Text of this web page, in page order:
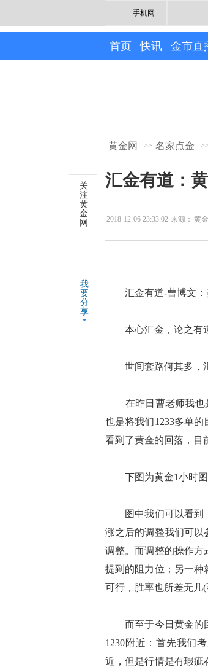
手机网
首页 快讯 金市直
黄金网 >> 名家点金 >>
汇金有道：
2018-12-06 23:33:02 来源： 黄
关
注
黄
金
网
我
要
分
享
汇金有道-曹博文：
本心汇金，论之有
世间套路何其多，
在昨日曹老师我也是
也是将我们1233多单
看到了黄金的回落，目
下图为黄金1小时图
图中我们可以看到，
涨之后的调整我们可以
调整。而调整的操作方
提到的阻力位；另一种
可行，胜率也所差无几(
而至于今日黄金的回
1230附近：首先我们
近，但是行情是有瑕疵